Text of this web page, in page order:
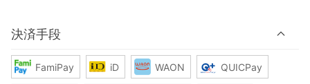
決済手段
FamiPay iD WAON QUICPay